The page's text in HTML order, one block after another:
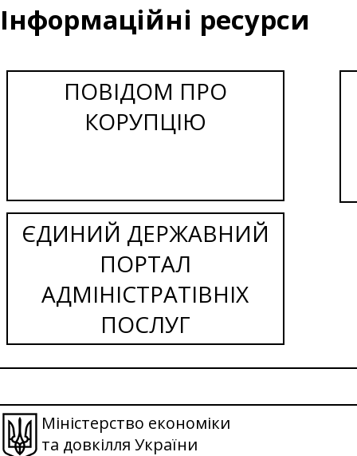
Інформаційні ресурси
ПОВІДОМ ПРО
КОРУПЦІЮ
ЄДИНИЙ ДЕРЖАВНИЙ
ПОРТАЛ
АДМІНІСТРАТІВНІХ
ПОСЛУГ
Міністерство економіки
та довкілля України